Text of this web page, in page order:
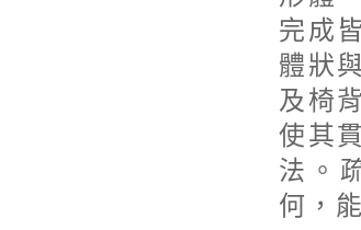
完成
體狀
及椅
使其
法。
何，